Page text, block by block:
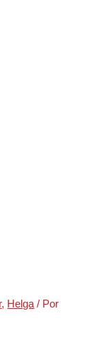
, Helga / Por